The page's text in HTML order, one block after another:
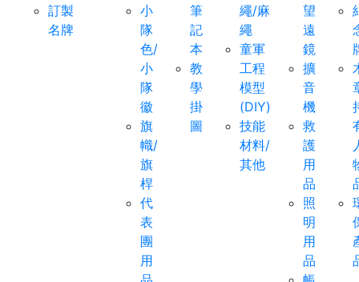
訂製
名牌
小
隊
色/
小
隊
徽
旗
幟/
旗
桿
代
表
團
用
筆
記
本
教
學
掛
圖
繩/麻
繩
童軍
工程
模型
(DIY)
技能
材料/
其他
望
遠
鏡
擴
音
機
救
護
用
品
照
明
用
品